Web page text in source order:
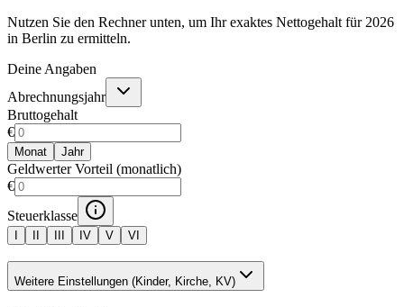
Nutzen Sie den Rechner unten, um Ihr exaktes Nettogehalt für 2026
in Berlin zu ermitteln.
Deine Angaben
Abrechnungsjahr
Bruttogehalt
€
Monat Jahr
Geldwerter Vorteil (monatlich)
€
Steuerklasse
I II III IV V VI
Weitere Einstellungen (Kinder, Kirche, KV)